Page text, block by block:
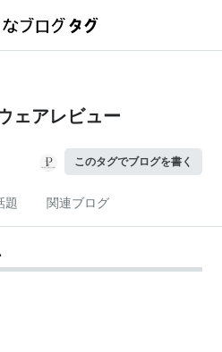
ェアレビュー
このタグでブログを書く
題 関連ブログ